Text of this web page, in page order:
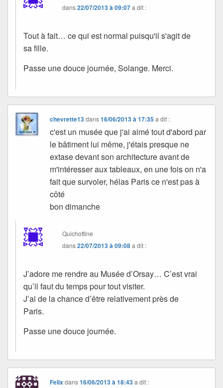
dans22/07/2013 à 09:07a dit :
Tout à fait… ce qui est normal puisqu'il s'agit de
sa fille.
Passe une douce journée, Solange. Merci.
chevrette13dans16/06/2013 à 17:35 a dit :
c'est un musée que j'ai aimé tout d'abord par
le bâtiment lui même, j'étais presque ne
extase devant son architecture avant de
m'intéresser aux tableaux, en une fois on n'a
fait que survoler, hélas Paris ce n'est pas à
côté
bon dimanche
Quichottine
dans22/07/2013 à 09:08a dit :
J’adore me rendre au Musée d’Orsay… C’est vrai
qu’il faut du temps pour tout visiter.
J’ai de la chance d’être relativement près de
Paris.
Passe une douce journée.
Felixdans16/06/2013 à 18:43 a dit :